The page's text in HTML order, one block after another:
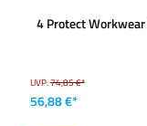
4 Protect
UVP:74,85 €*
56,88 €*